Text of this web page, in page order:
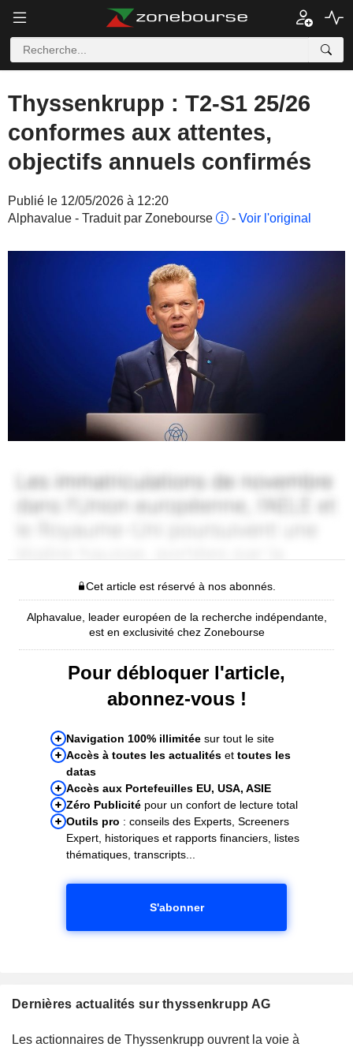
Thyssenkrupp : T2-S1 25/26
conformes aux attentes,
objectifs annuels confirmés
Publié le 12/05/2026 à 12:20
Alphavalue - Traduit par Zonebourse
- Voir l'original
Cet article est réservé à nos abonnés.
Alphavalue, leader européen de la recherche indépendante,
est en exclusivité chez Zonebourse
Pour débloquer l'article,
abonnez-vous !
Navigation 100% illimitée sur tout le site
Accès à toutes les actualités et toutes les
datas
Accès aux Portefeuilles EU, USA, ASIE
Zéro Publicité pour un confort de lecture total
Outils pro : conseils des Experts, Screeners
Expert, historiques et rapports financiers, listes
thématiques, transcripts...
S'abonner
Dernières actualités sur thyssenkrupp AG
Les actionnaires de Thyssenkrupp ouvrent la voie à